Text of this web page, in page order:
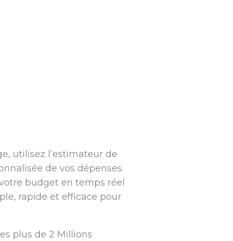
utilisez l’estimateur de
de vos dépenses.
budget en temps réel
rapide et efficace pour
plus de 2 Millions